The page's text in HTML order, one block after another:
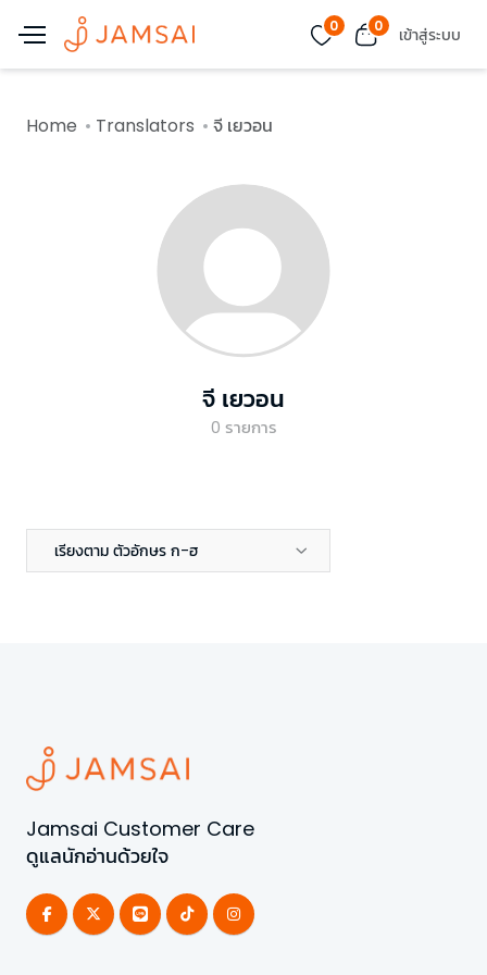
0 0 เข้าสู่ระบบ
Home Translators จี เยวอน
จี เยวอน
0 รายการ
เรียงตาม ตัวอักษร ก-ฮ
Jamsai Customer Care
ดูแลนักอ่านด้วยใจ